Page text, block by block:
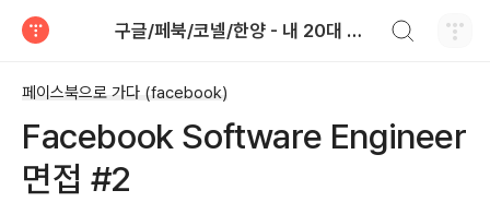
구글/페북/코넬/한양 - 내 20대 초반 인생 이야기
페이스북으로 가다 (facebook)
Facebook Software Engineer
면접 #2